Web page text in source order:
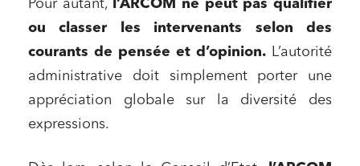
Pour autant,
l’ARCOM ne peut pas qualifier
ou classer les intervenants selon des
courants de pensée et d’opinion. L’autorité
administrative doit simplement porter une
appréciation globale sur la diversité des
expressions.